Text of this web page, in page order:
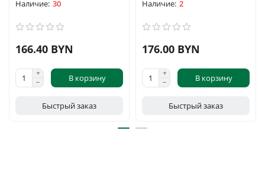
30
166.40 BYN
В корзину
Быстрый заказ
2
176.00 BYN
В корзину
Быстрый заказ